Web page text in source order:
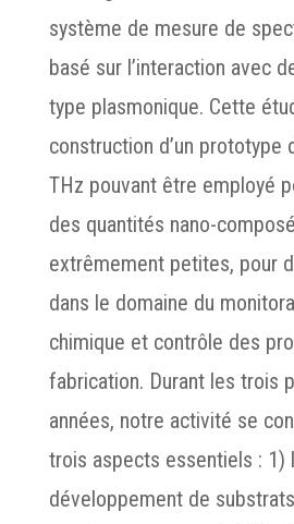
système de mesure de
basé sur l’interaction avec
type plasmonique. Cette
construction d’un prototype
THz pouvant être employé
des quantités nano-
extrêmement petites, pour
dans le domaine du
chimique et contrôle des
fabrication. Durant les trois
années, notre activité se
trois aspects essentiels : 1)
développement de